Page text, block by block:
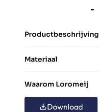
-
Productbeschrijving
Materiaal
Waarom Loromeij
Download